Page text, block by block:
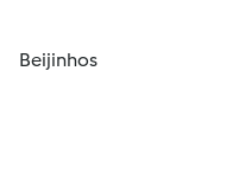
Beijinhos